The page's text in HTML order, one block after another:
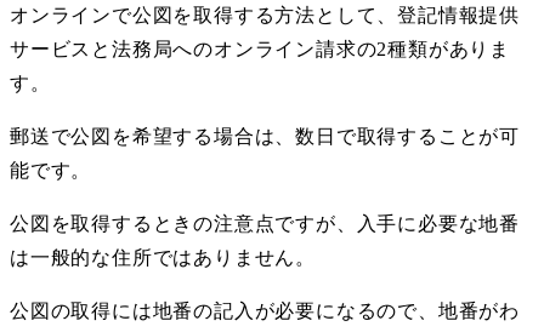
オンラインで公図を取得する方法として、登記情報提供
サービスと法務局へのオンライン請求の2種類がありま
す。
郵送で公図を希望する場合は、数日で取得することが可
能です。
公図を取得するときの注意点ですが、入手に必要な地番
は一般的な住所ではありません。
公図の取得には地番の記入が必要になるので、地番がわ